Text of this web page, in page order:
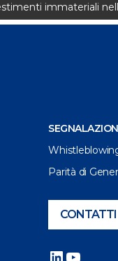
immateriali
Parità di
CONTATTI
LinkedIn